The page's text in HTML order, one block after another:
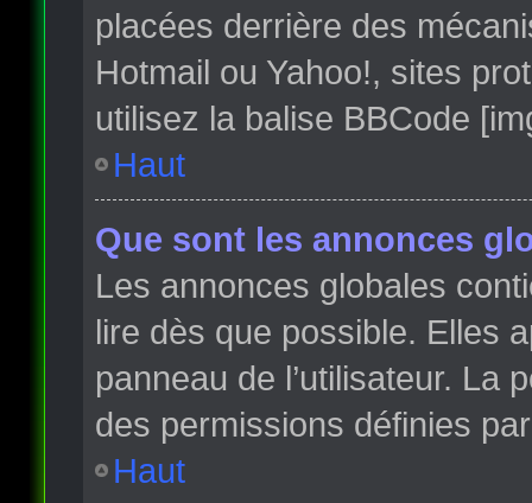
placées derrière des
Hotmail ou Yahoo!, sites
utilisez la balise BBCode
Haut
Que sont les annonces
Les annonces globales
lire dès que possible. Elles
panneau de l’utilisateur. La
des permissions définies
Haut